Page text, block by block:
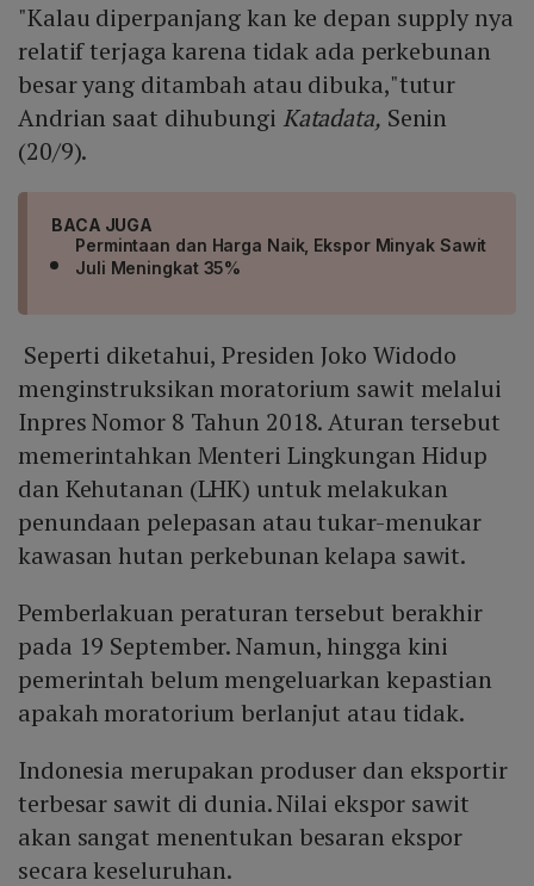
"Kalau diperpanjang kan ke depan supply nya
relatif terjaga karena tidak ada perkebunan
besar yang ditambah atau dibuka,"tutur
Andrian saat dihubungi Katadata, Senin
(20/9).
BACA JUGA
Permintaan dan Harga Naik, Ekspor Minyak Sawit
Juli Meningkat 35%
Seperti diketahui, Presiden Joko Widodo
menginstruksikan moratorium sawit melalui
Inpres Nomor 8 Tahun 2018. Aturan tersebut
memerintahkan Menteri Lingkungan Hidup
dan Kehutanan (LHK) untuk melakukan
penundaan pelepasan atau tukar-menukar
kawasan hutan perkebunan kelapa sawit.
Pemberlakuan peraturan tersebut berakhir
pada 19 September. Namun, hingga kini
pemerintah belum mengeluarkan kepastian
apakah moratorium berlanjut atau tidak.
Indonesia merupakan produser dan eksportir
terbesar sawit di dunia. Nilai ekspor sawit
akan sangat menentukan besaran ekspor
secara keseluruhan.